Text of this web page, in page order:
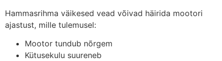
Hammasrihma väikesed vead võivad häirida mootori
ajastust, mille tulemusel:
Mootor tundub nõrgem
Kütusekulu suureneb